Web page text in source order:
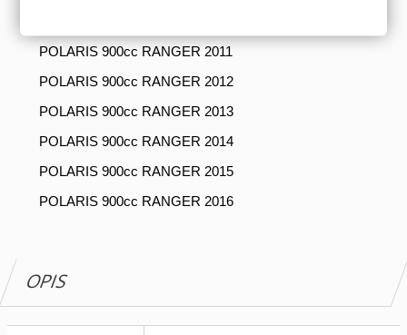
POLARIS 900cc RANGER 2011
POLARIS 900cc RANGER 2012
POLARIS 900cc RANGER 2013
POLARIS 900cc RANGER 2014
POLARIS 900cc RANGER 2015
POLARIS 900cc RANGER 2016
OPIS